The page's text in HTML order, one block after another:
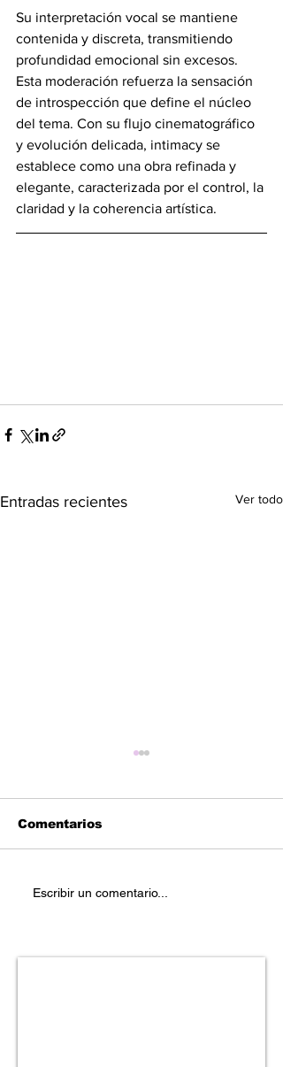
Su interpretación vocal se mantiene
contenida y discreta, transmitiendo
profundidad emocional sin excesos.
Esta moderación refuerza la sensación
de introspección que define el núcleo
del tema. Con su flujo cinematográfico
y evolución delicada, intimacy se
establece como una obra refinada y
elegante, caracterizada por el control, la
claridad y la coherencia artística.
Entradas recientes Ver todo
Reetoxa – “You
Comentarios
Escribir un comentario...